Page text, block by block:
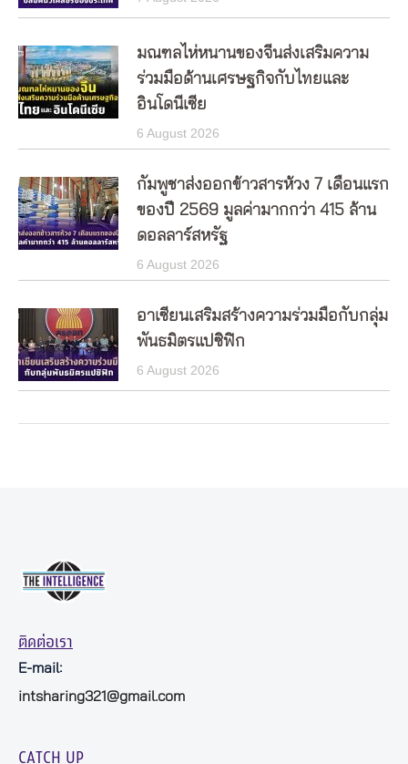
มณฑลไห่หนานของจีนส่งเสริมความ
ร่วมมือด้านเศรษฐกิจกับไทยและ
อินโดนีเซีย
6 August 2026
กัมพูชาส่งออกข้าวสารห้วง 7 เดือนแรก
ของปี 2569 มูลค่ามากกว่า 415 ล้าน
ดอลลาร์สหรัฐ
6 August 2026
อาเซียนเสริมสร้างความร่วมมือกับกลุ่ม
พันธมิตรแปซิฟิก
6 August 2026
ติดต่อเรา
E-mail:
intsharing321@gmail.com
CATCH UP